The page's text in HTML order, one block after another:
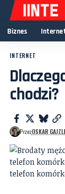
Biznes
INTERNET
chodzi?
PrzezOSKAR